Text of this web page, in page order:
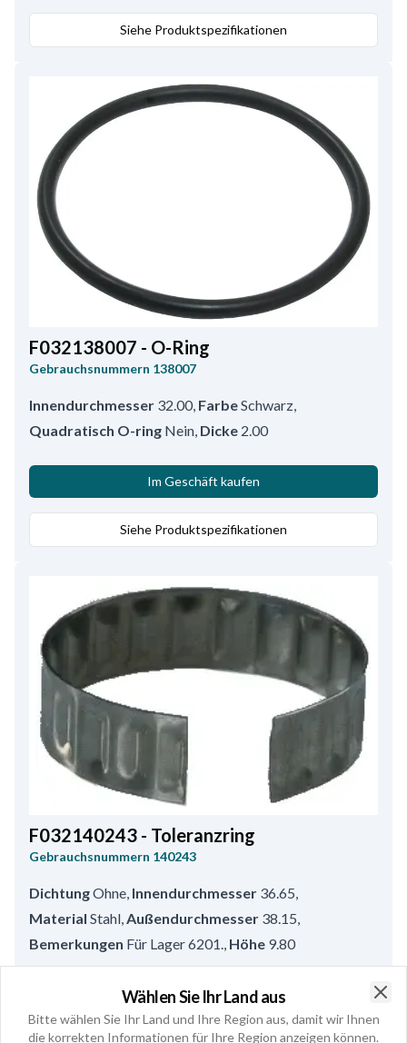
Siehe Produktspezifikationen
F032138007 - O-Ring
Gebrauchsnummern 138007
Innendurchmesser 32.00, FarbeSchwarz,
Quadratisch O-ring Nein, Dicke 2.00
Im Geschäft kaufen
Siehe Produktspezifikationen
F032140243 - Toleranzring
Gebrauchsnummern 140243
DichtungOhne, Innendurchmesser 36.65,
Material Stahl,Außendurchmesser 38.15,
Bemerkungen Für Lager 6201., Höhe 9.80
Im Geschäft kaufen
Wählen Sie Ihr Land aus
Bitte wählen Sie Ihr Land und Ihre Region aus, damit wir Ihnen
die korrekten Informationen für Ihre Region anzeigen können.